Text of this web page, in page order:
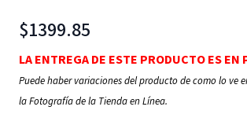
$1399.85
LA ENTREGA DE ESTE PRODUCTO ES EN
Puede haber variaciones del producto de como lo ve
la Fotografía de la Tienda en Línea.